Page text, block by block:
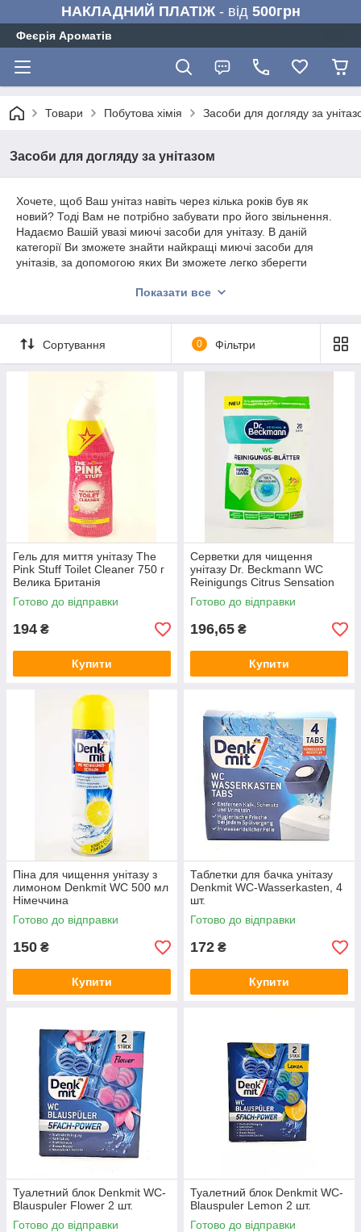
НАКЛАДНИЙ ПЛАТІЖ- від 500грн
Феєрія Ароматів
Товари Побутова хімія Засоби для догляду за
Засоби для догляду за унітазом
Хочете, щоб Ваш унітаз навіть через кілька років був як
новий? Тоді Вам не потрібно забувати про його звільнення.
Надаємо Вашій увазі миючі засоби для унітазу. В даній
категорії Ви зможете знайти найкращі миючі засоби для
унітазів, за допомогою яких Ви зможете легко зберегти
які здатні очистити унітаз від бактерій і іржі, але багато
використовувати засіб. Давайте розглянемо кілька брендів,
які доступні в нашому інтернет магазині «Феєрія Ароматів».
Показати все
Сортування 0 Фільтри
Гель для миття унітазу The
Pink Stuff Toilet Cleaner 750 г
Велика Британія
Готово до відправки
194 ₴
Купити
Серветки для чищення
унітазу Dr. Beckmann WC
Reinigungs Citrus Sensation
20 шт Німеччина
Готово до відправки
196,65 ₴
Купити
Піна для чищення унітазу з
лимоном Denkmit WC 500 мл
Німеччина
Готово до відправки
150 ₴
Купити
Таблетки для бачка унітазу
Denkmit WC-Wasserkasten, 4
шт.
Готово до відправки
172 ₴
Купити
Туалетний блок Denkmit WC-
Blauspuler Flower 2 шт.
Готово до відправки
Туалетний блок Denkmit WC-
Blauspuler Lemon 2 шт.
Готово до відправки